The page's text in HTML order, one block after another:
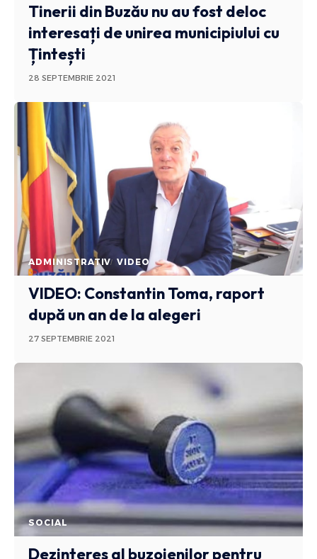
Tinerii din Buzău nu au fost deloc
interesați de unirea municipiului cu
Țintești
28 SEPTEMBRIE 2021
ADMINISTRATIV VIDEO
VIDEO: Constantin Toma, raport
după un an de la alegeri
27 SEPTEMBRIE 2021
SOCIAL
Dezinteres al buzoienilor pentru